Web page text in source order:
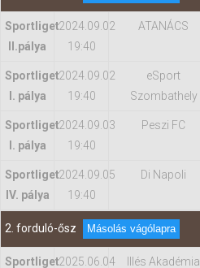
Hasznos
Sportliget
II.pálya
2024.09.02
19:40
ATANÁCS
Sportliget
I. pálya
2024.09.02
19:40
eSport
Szombathely
Sportliget
I. pálya
2024.09.03
19:40
Peszi FC
Sportliget
IV. pálya
2024.09.05
19:40
Di Napoli
2. forduló-ősz Másolás vágólapra
Sportliget2025.06.04
Illés Akadémia